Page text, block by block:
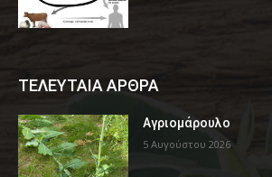
ΤΕΛΕΥΤΑΙΑ ΑΡΘΡΑ
Αγριομάρουλο
5 Αυγούστου 2026